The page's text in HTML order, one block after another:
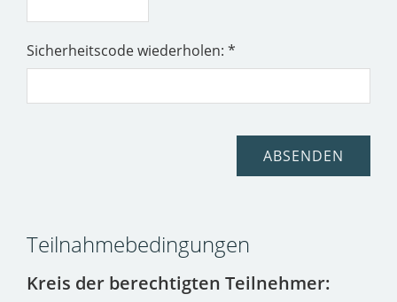
Sicherheitscode wiederholen: *
Teilnahmebedingungen
Kreis der berechtigten Teilnehmer: